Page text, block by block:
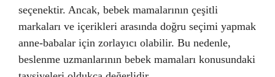
seçenektir. Ancak, bebek mamalarının çeşitli
markaları ve içerikleri arasında doğru seçimi yapmak
anne-babalar için zorlayıcı olabilir. Bu nedenle,
beslenme uzmanlarının bebek mamaları konusundaki